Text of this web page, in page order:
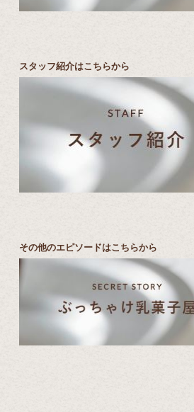
スタッフ紹介はこちらから
その他のエピソードはこちらから